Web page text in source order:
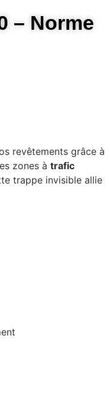
– Norme
revêtements grâce à
zones à trafic
trappe invisible allie